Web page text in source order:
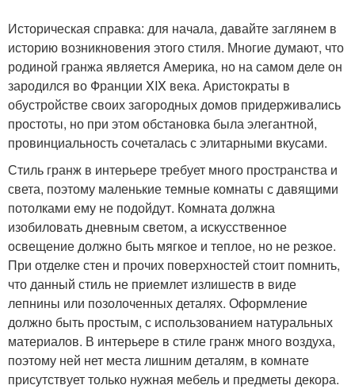
Историческая справка: для начала, давайте заглянем в
историю возникновения этого стиля. Многие думают, что
родиной гранжа является Америка, но на самом деле он
зародился во Франции XIX века. Аристократы в
обустройстве своих загородных домов придерживались
простоты, но при этом обстановка была элегантной,
провинциальность сочеталась с элитарными вкусами.
Стиль гранж в интерьере требует много пространства и
света, поэтому маленькие темные комнаты с давящими
потолками ему не подойдут. Комната должна
изобиловать дневным светом, а искусственное
освещение должно быть мягкое и теплое, но не резкое.
При отделке стен и прочих поверхностей стоит помнить,
что данный стиль не приемлет излишеств в виде
лепнины или позолоченных деталях. Оформление
должно быть простым, с использованием натуральных
материалов. В интерьере в стиле гранж много воздуха,
поэтому ней нет места лишним деталям, в комнате
присутствует только нужная мебель и предметы декора.